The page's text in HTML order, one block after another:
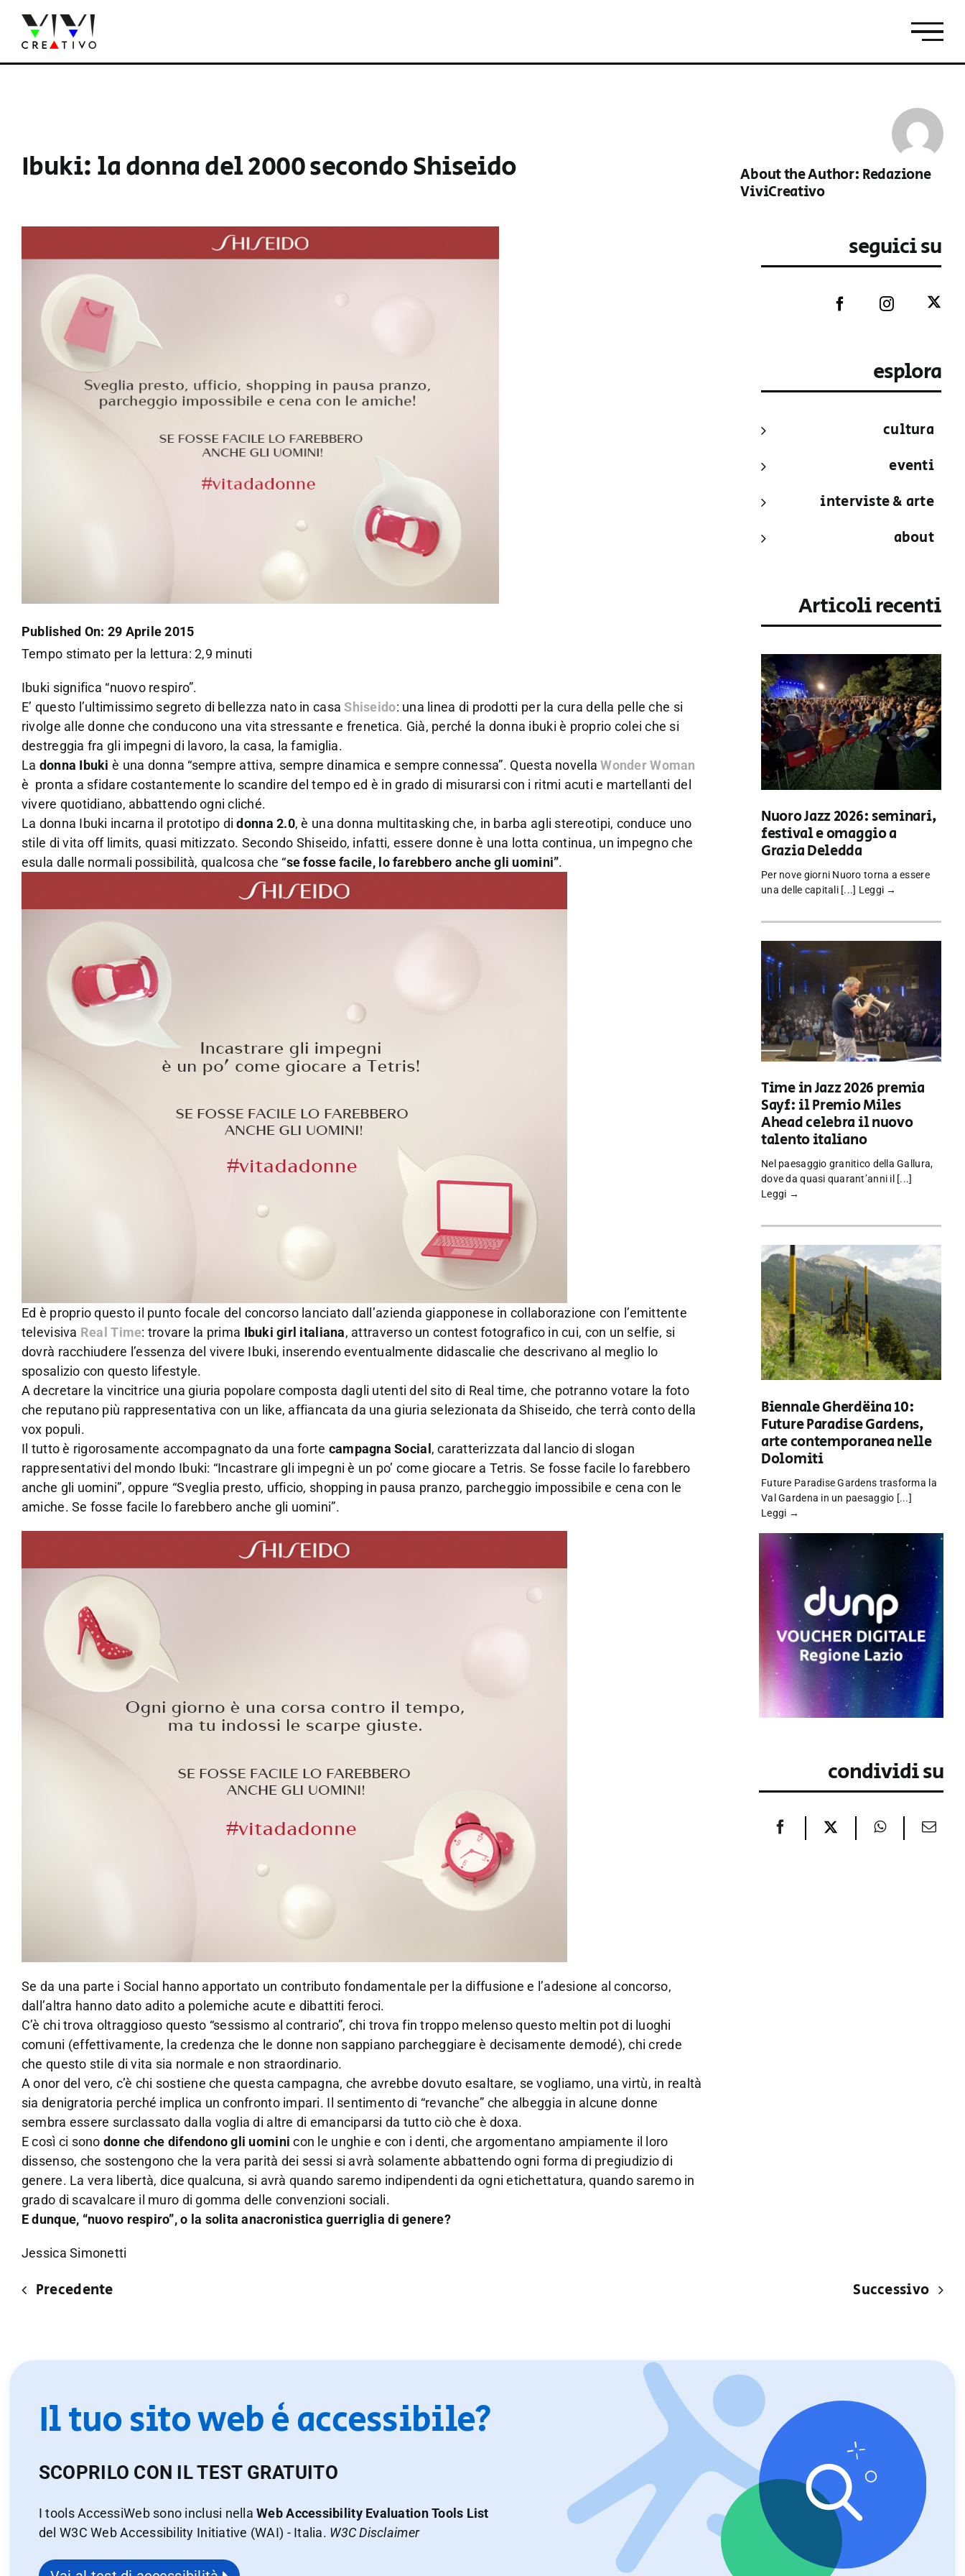
contenuto
Ibuki: la donna del 2000 secondo Shiseido About the Author: Redazione
ViviCreativo
Published On: 29 Aprile 2015
Tempo stimato per la lettura: 2,9 minuti
Ibuki significa “nuovo respiro”.
E’ questo l’ultimissimo segreto di bellezza nato in casaShiseido: una linea di prodotti per la cura della pelle che si
rivolge alle donne che conducono una vita stressante e frenetica. Già, perché la donna ibuki è proprio colei che si
destreggia fra gli impegni di lavoro, la casa, la famiglia.
La donna Ibuki è una donna “sempre attiva, sempre dinamica e sempre connessa”. Questa novellaWonder Woman
è pronta a sfidare costantemente lo scandire del tempo ed è in grado di misurarsi con i ritmi acuti e martellanti del
vivere quotidiano, abbattendo ogni cliché.
La donna Ibuki incarna il prototipo didonna 2.0, è una donna multitasking che, in barba agli stereotipi, conduce uno
stile di vita off limits, quasi mitizzato. Secondo Shiseido, infatti, essere donne è una lotta continua, un impegno che
esula dalle normali possibilità, qualcosa che “se fosse facile, lo farebbero anche gli uomini”.
Ed è proprio questo il punto focale del concorso lanciato dall’azienda giapponese in collaborazione con l’emittente
televisiva Real Time: trovare la prima Ibuki girl italiana, attraverso un contest fotografico in cui, con un selfie, si
dovrà racchiudere l’essenza del vivere Ibuki, inserendo eventualmente didascalie che descrivano al meglio lo
sposalizio con questo lifestyle.
A decretare la vincitrice una giuria popolare composta dagli utenti del sito di Real time, che potranno votare la foto
che reputano più rappresentativa con un like, affiancata da una giuria selezionata da Shiseido, che terrà conto della
vox populi.
Il tutto è rigorosamente accompagnato da una forte campagna Social , caratterizzata dal lancio di slogan
rappresentativi del mondo Ibuki: “Incastrare gli impegni è un po’ come giocare a Tetris. Se fosse facile lo farebbero
anche gli uomini”, oppure “Sveglia presto, ufficio, shopping in pausa pranzo, parcheggio impossibile e cena con le
amiche. Se fosse facile lo farebbero anche gli uomini”.
Se da una parte i Social hanno apportato un contributo fondamentale per la diffusione e l’adesione al concorso,
dall’altra hanno dato adito a polemiche acute e dibattiti feroci.
C’è chi trova oltraggioso questo “sessismo al contrario”, chi trova fin troppo melenso questo meltin pot di luoghi
comuni (effettivamente, la credenza che le donne non sappiano parcheggiare è decisamente demodé), chi crede
che questo stile di vita sia normale e non straordinario.
A onor del vero, c’è chi sostiene che questa campagna, che avrebbe dovuto esaltare, se vogliamo, una virtù, in realtà
sia denigratoria perché implica un confronto impari. Il sentimento di “revanche” che albeggia in alcune donne
sembra essere surclassato dalla voglia di altre di emanciparsi da tutto ciò che è doxa.
E così ci sonodonne che difendono gli uomini con le unghie e con i denti, che argomentano ampiamente il loro
dissenso, che sostengono che la vera parità dei sessi si avrà solamente abbattendo ogni forma di pregiudizio di
genere. La vera libertà, dice qualcuna, si avrà quando saremo indipendenti da ogni etichettatura, quando saremo in
grado di scavalcare il muro di gomma delle convenzioni sociali.
E dunque, “nuovo respiro”, o la solita anacronistica guerriglia di genere?
Jessica Simonetti
seguici su
esplora
cultura
eventi
interviste & arte
about
Articoli recenti
Nuoro Jazz 2026: seminari,
festival e omaggio a
Grazia Deledda
Per nove giorni Nuoro torna a essere
una delle capitali [...] Leggi →
Time in Jazz 2026 premia
Sayf: il Premio Miles
Ahead celebra il nuovo
talento italiano
Nel paesaggio granitico della Gallura,
dove da quasi quarant’anni il [...]
Leggi →
Biennale Gherdëina 10:
Future Paradise Gardens,
arte contemporanea nelle
Dolomiti
Future Paradise Gardens trasforma la
Val Gardena in un paesaggio [...]
Leggi →
condividi su
Precedente Successivo
Il tuo sito web è accessibile?
SCOPRILO CON IL TEST GRATUITO
I tools AccessiWeb sono inclusi nellaWeb Accessibility Evaluation Tools List
del W3C Web Accessibility Initiative (WAI) - Italia. W3C Disclaimer